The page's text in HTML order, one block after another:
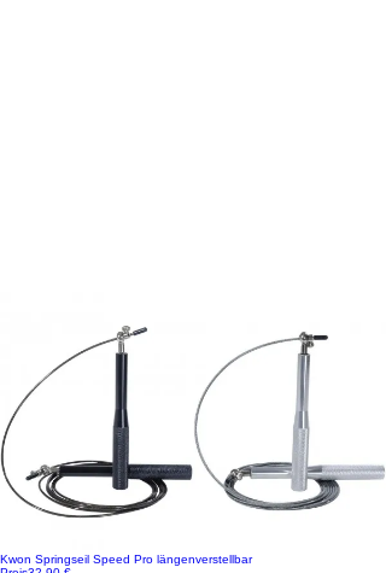
Kwon Springseil Speed Pro längenverstellbar